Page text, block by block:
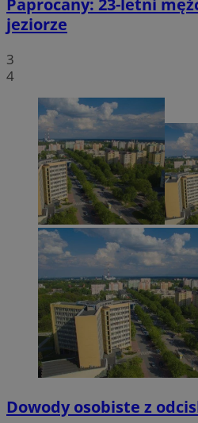
Paprocany: 23-letni
jeziorze
3
4
Dowody osobiste z